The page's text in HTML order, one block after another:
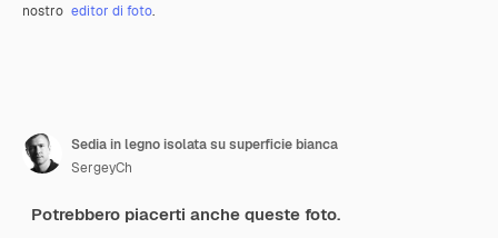
nostro editor di foto.
Sedia in legno isolata su superficie bianca
SergeyCh
Potrebbero piacerti anche queste foto.